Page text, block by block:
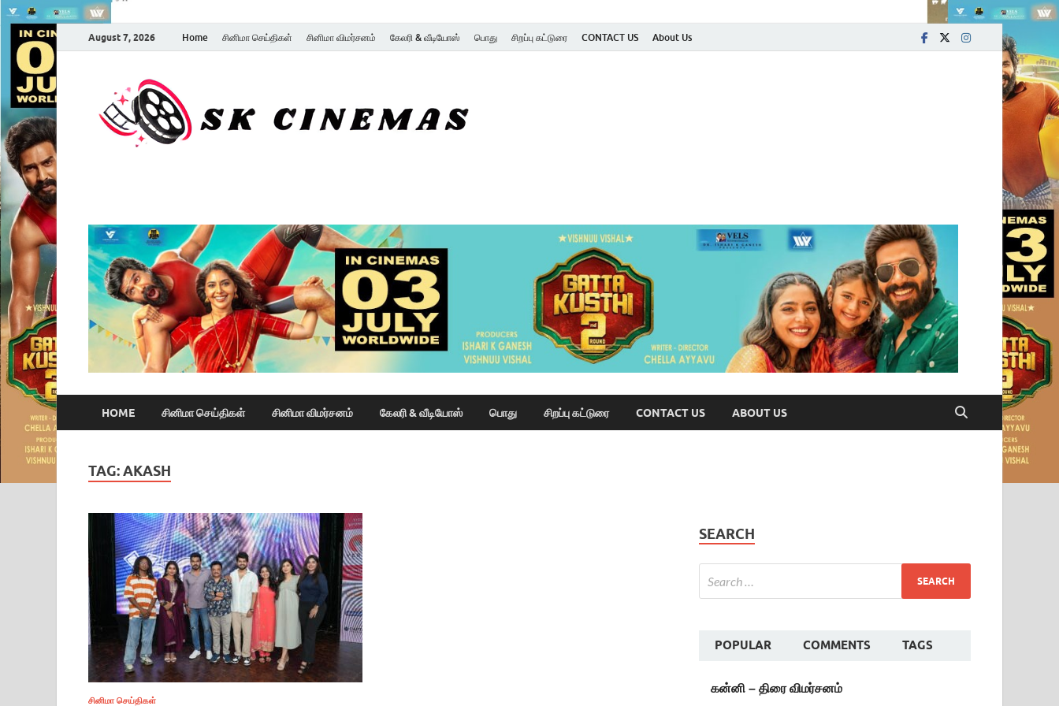
August 7, 2026 Home சினிமா செய்திகள் சினிமா விமர்சனம் கேலரி & வீடியோஸ் பொது சிறப்பு கட்டுரை CONTACT US About Us
HOME சினிமா செய்திகள் சினிமா விமர்சனம் கேலரி & வீடியோஸ் பொது சிறப்பு கட்டுரை CONTACT US ABOUT US
TAG:AKASH
சினிமா செய்திகள்
SEARCH
POPULAR COMMENTS TAGS
கன்னி – திரை விமர்சனம்